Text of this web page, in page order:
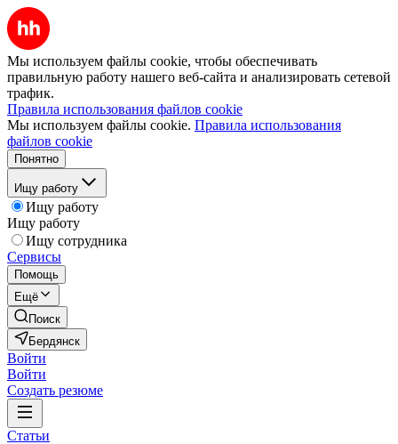
Мы используем файлы cookie, чтобы обеспечивать
правильную работу нашего веб-сайта и анализировать сетевой
трафик.
Правила использования файлов cookie
Мы используем файлы cookie. Правила использования
файлов cookie
Понятно
Ищу работу
Ищу работу
Ищу работу
Ищу сотрудника
Сервисы
Помощь
Ещё
Поиск
Бердянск
Войти
Войти
Создать резюме
Статьи